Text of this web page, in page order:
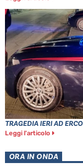
TRAGEDIA IERI AD
Leggi l'articolo
ORA IN ONDA